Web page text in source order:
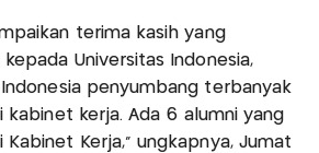
terima kasih yang
Universitas Indonesia,
penyumbang terbanyak
kabinet kerja. Ada 6 alumni yang
Kerja," ungkapnya, Jumat